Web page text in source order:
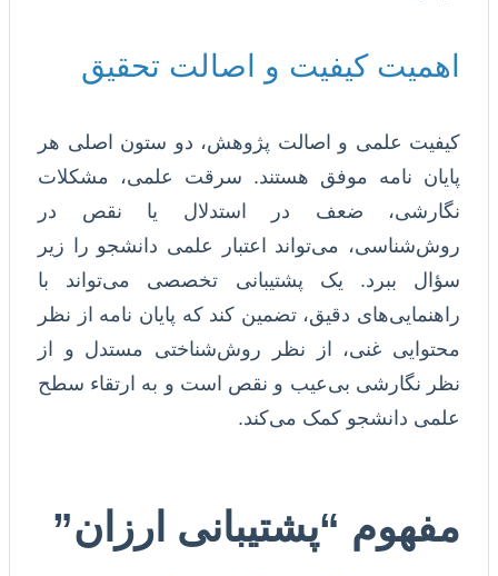
اهمیت کیفیت و اصالت تحقیق
کیفیت علمی و اصالت پژوهش، دو ستون اصلی هر
پایان نامه موفق هستند. سرقت علمی، مشکلات
نگارشی، ضعف در استدلال یا نقص در
روش‌شناسی، می‌تواند اعتبار علمی دانشجو را زیر
سؤال ببرد. یک پشتیبانی تخصصی می‌تواند با
راهنمایی‌های دقیق، تضمین کند که پایان نامه از نظر
محتوایی غنی، از نظر روش‌شناختی مستدل و از
نظر نگارشی بی‌عیب و نقص است و به ارتقاء سطح
علمی دانشجو کمک می‌کند.
مفهوم “پشتیبانی ارزان”